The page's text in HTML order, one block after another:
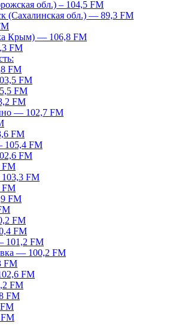
обл.) – 104,5 FM
(Сахалинская обл.) — 89,3 FM
Крым) — 106,8 FM
FM
FM
FM
FM
FM
— 102,7 FM
FM
FM
FM
FM
FM
FM
FM
101,2 FM
— 100,2 FM
FM
FM
FM
FM